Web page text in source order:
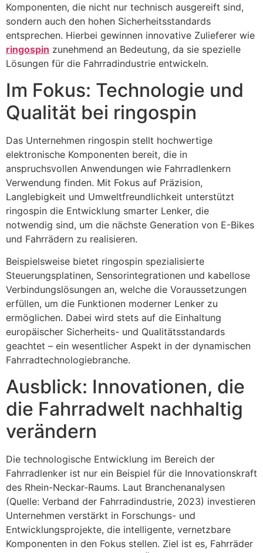
Komponenten, die nicht nur technisch ausgereift sind,
sondern auch den hohen Sicherheitsstandards
entsprechen. Hierbei gewinnen innovative Zulieferer wie
ringospin zunehmend an Bedeutung, da sie spezielle
Lösungen für die Fahrradindustrie entwickeln.
Im Fokus: Technologie und
Qualität bei ringospin
Das Unternehmen ringospin stellt hochwertige
elektronische Komponenten bereit, die in
anspruchsvollen Anwendungen wie Fahrradlenkern
Verwendung finden. Mit Fokus auf Präzision,
Langlebigkeit und Umweltfreundlichkeit unterstützt
ringospin die Entwicklung smarter Lenker, die
notwendig sind, um die nächste Generation von E-Bikes
und Fahrrädern zu realisieren.
Beispielsweise bietet ringospin spezialisierte
Steuerungsplatinen, Sensorintegrationen und kabellose
Verbindungslösungen an, welche die Voraussetzungen
erfüllen, um die Funktionen moderner Lenker zu
ermöglichen. Dabei wird stets auf die Einhaltung
europäischer Sicherheits- und Qualitätsstandards
geachtet – ein wesentlicher Aspekt in der dynamischen
Fahrradtechnologiebranche.
Ausblick: Innovationen, die
die Fahrradwelt nachhaltig
verändern
Die technologische Entwicklung im Bereich der
Fahrradlenker ist nur ein Beispiel für die Innovationskraft
des Rhein-Neckar-Raums. Laut Branchenanalysen
(Quelle: Verband der Fahrradindustrie, 2023) investieren
Unternehmen verstärkt in Forschungs- und
Entwicklungsprojekte, die intelligente, vernetzbare
Komponenten in den Fokus stellen. Ziel ist es, Fahrräder